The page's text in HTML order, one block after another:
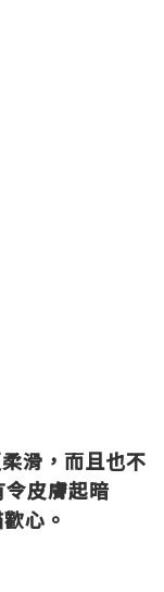
滑，而且也不
皮膚起暗
心。